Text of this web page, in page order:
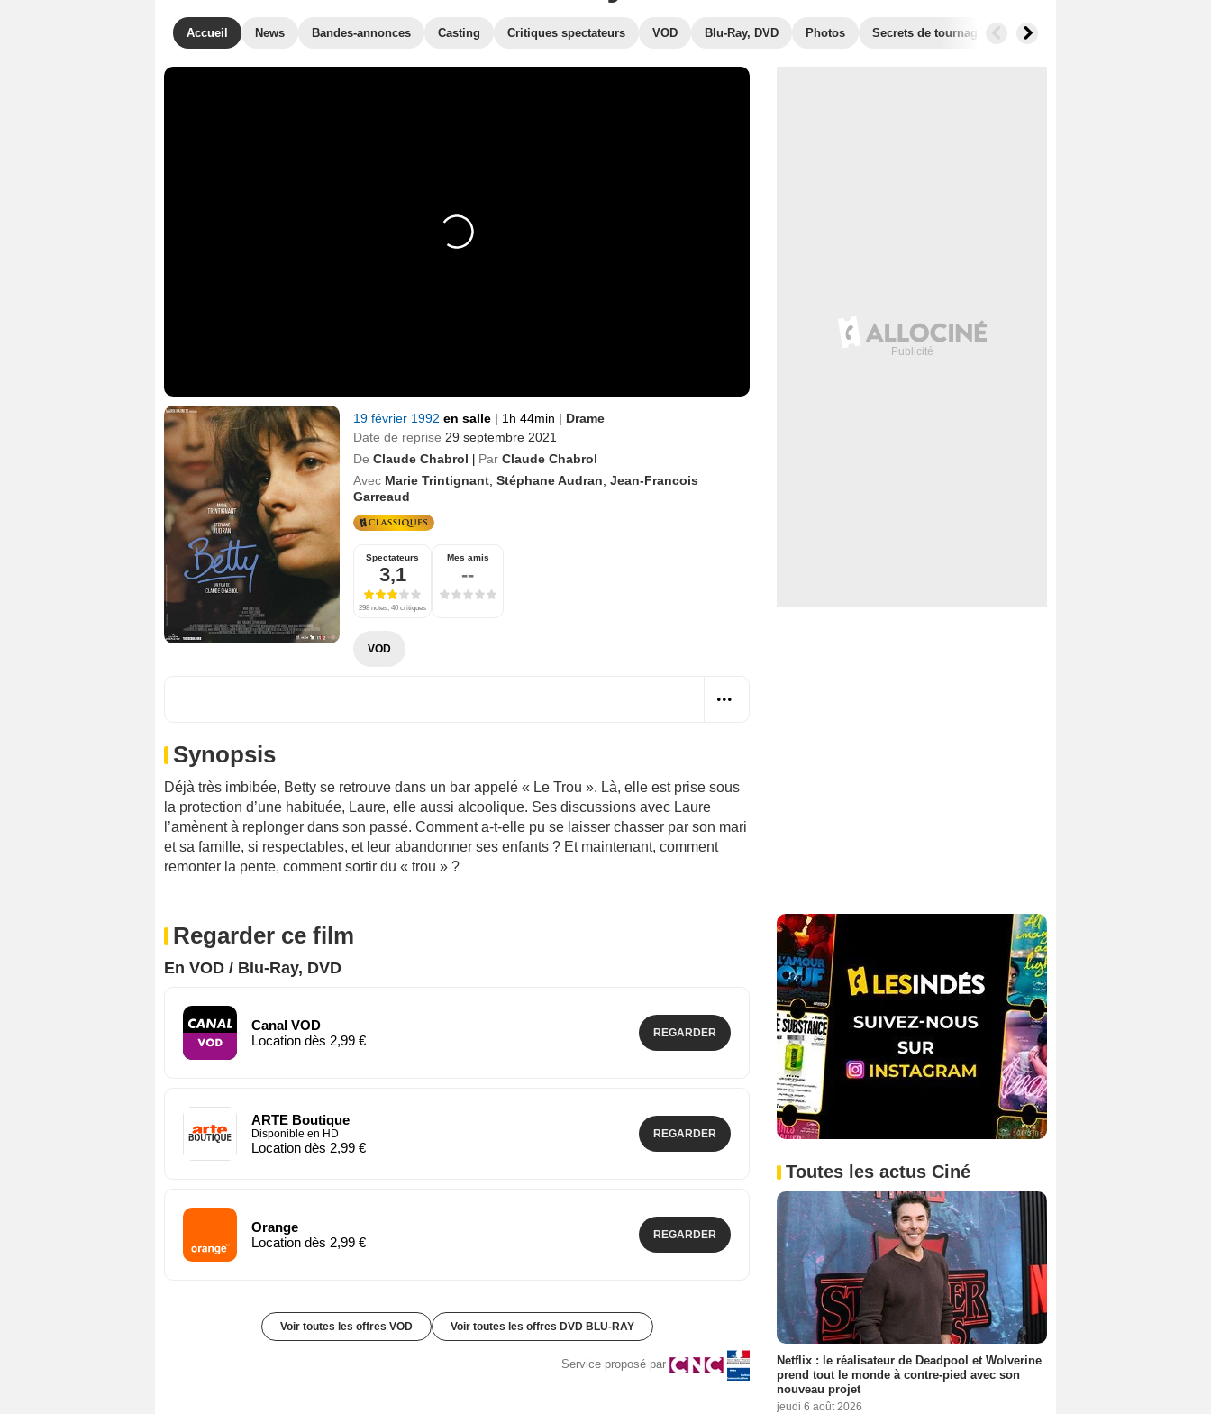
Accueil News Bandes-annonces Casting Critiques spectateurs VOD Blu-Ray, DVD Photos Secrets de tournage Films similaires
19 février 1992 en salle | 1h 44min | Drame
Date de reprise 29 septembre 2021
De Claude Chabrol | Par Claude Chabrol
Avec Marie Trintignant Stéphane Audran Jean-Francois
Garreaud
Spectateurs
3,1
298 notes, 40 critiques
Mes amis
--
VOD
Synopsis
Déjà très imbibée, Betty se retrouve dans un bar appelé « Le Trou ». Là, elle est prise sous
la protection d’une habituée, Laure, elle aussi alcoolique. Ses discussions avec Laure
l’amènent à replonger dans son passé. Comment a-t-elle pu se laisser chasser par son mari
et sa famille, si respectables, et leur abandonner ses enfants ? Et maintenant, comment
remonter la pente, comment sortir du « trou » ?
Regarder ce film
En VOD / Blu-Ray, DVD
Canal VOD
Location dès 2,99 €
REGARDER
ARTE Boutique
Disponible en HD
Location dès 2,99 €
REGARDER
Orange
Location dès 2,99 €
REGARDER
Voir toutes les offres VOD Voir toutes les offres DVD BLU-RAY
Service proposé par
Toutes les actus Ciné
Netflix : le réalisateur de Deadpool et Wolverine
prend tout le monde à contre-pied avec son
nouveau projet
jeudi 6 août 2026